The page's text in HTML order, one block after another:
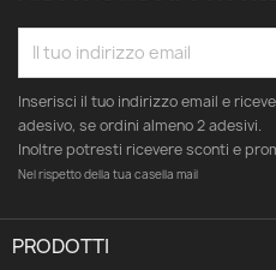
Inserisci il tuo indirizzo email e
adesivo, se ordini almeno 2 adesivi.
Inoltre potresti ricevere sconti e
Nel rispetto della tua casella mail
PRODOTTI